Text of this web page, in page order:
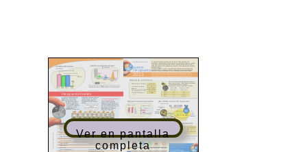
Ver en pantalla
completa